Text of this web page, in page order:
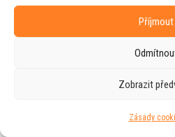
Příjmout
Zobrazit
Zásady